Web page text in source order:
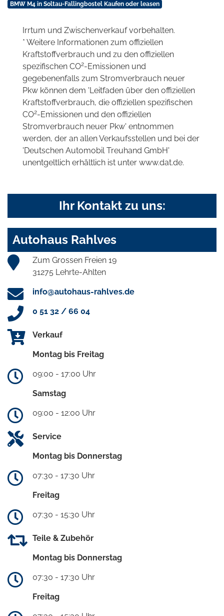
BMW M4 in Soltau-Fallingbostel Kaufen oder leasen
Irrtum und Zwischenverkauf vorbehalten.
* Weitere Informationen zum offiziellen
Kraftstoffverbrauch und zu den offiziellen
spezifischen CO2-Emissionen und
gegebenenfalls zum Stromverbrauch neuer
Pkw können dem 'Leitfaden über den offiziellen
Kraftstoffverbrauch, die offiziellen spezifischen
CO2-Emissionen und den offiziellen
Stromverbrauch neuer Pkw' entnommen
werden, der an allen Verkaufsstellen und bei der
'Deutschen Automobil Treuhand GmbH'
unentgeltlich erhältlich ist unter www.dat.de.
Ihr Kontakt zu uns:
Autohaus Rahlves
Zum Grossen Freien 19
31275 Lehrte-Ahlten
info@autohaus-rahlves.de
0 51 32 / 66 04
Verkauf
Montag bis Freitag
09:00 - 17:00 Uhr
Samstag
09:00 - 12:00 Uhr
Service
Montag bis Donnerstag
07:30 - 17:30 Uhr
Freitag
07:30 - 15:30 Uhr
Teile & Zubehör
Montag bis Donnerstag
07:30 - 17:30 Uhr
Freitag